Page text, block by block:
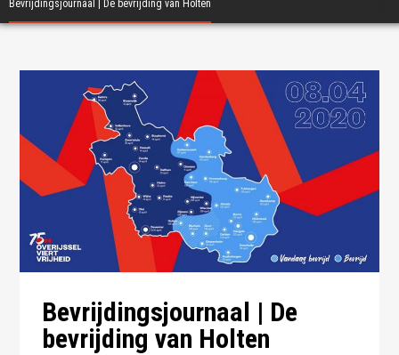
Bevrijdingsjournaal | De bevrijding van Holten
Bevrijdingsjournaal | De
bevrijding van Holten